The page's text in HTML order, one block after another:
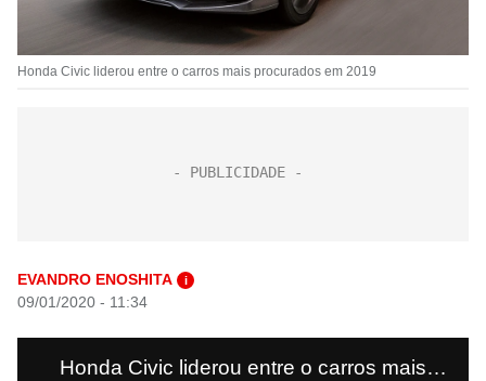
Honda Civic liderou entre o carros mais procurados em 2019
EVANDRO ENOSHITA i
09/01/2020 - 11:34
Honda Civic liderou entre o carros mais